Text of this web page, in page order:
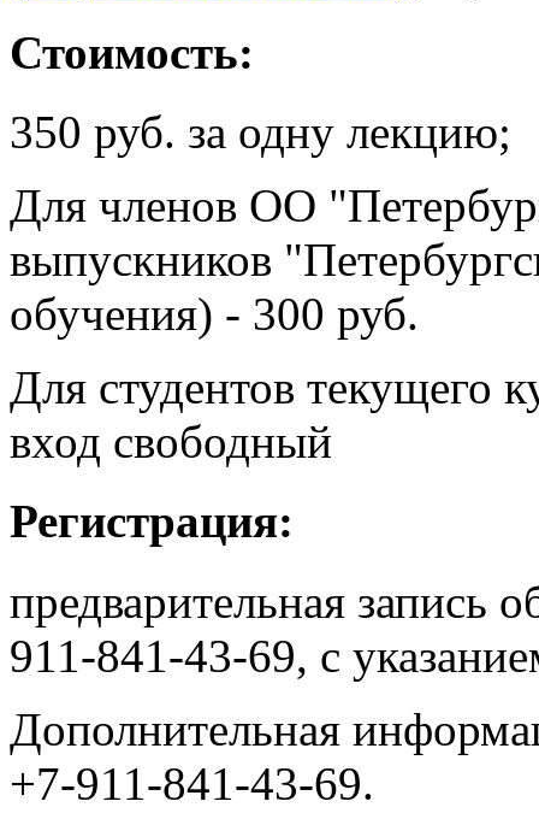
Стоимость:
350 руб. за одну лекцию;
Для членов ОО
выпускников
обучения) - 300 руб.
Для студентов текущего
вход свободный
Регистрация:
предварительная запись
911-841-43-69, с
Дополнительная
+7-911-841-43-69.